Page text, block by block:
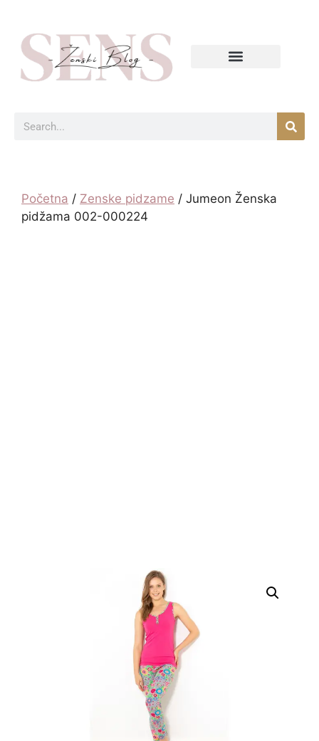
Početna / Zenske pidzame / Jumeon Ženska
pidžama 002-000224